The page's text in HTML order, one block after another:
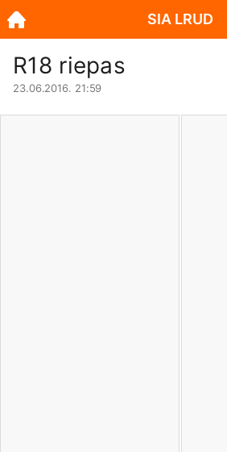
R18 riepas
23.06.2016. 21:59
SIA LRUD